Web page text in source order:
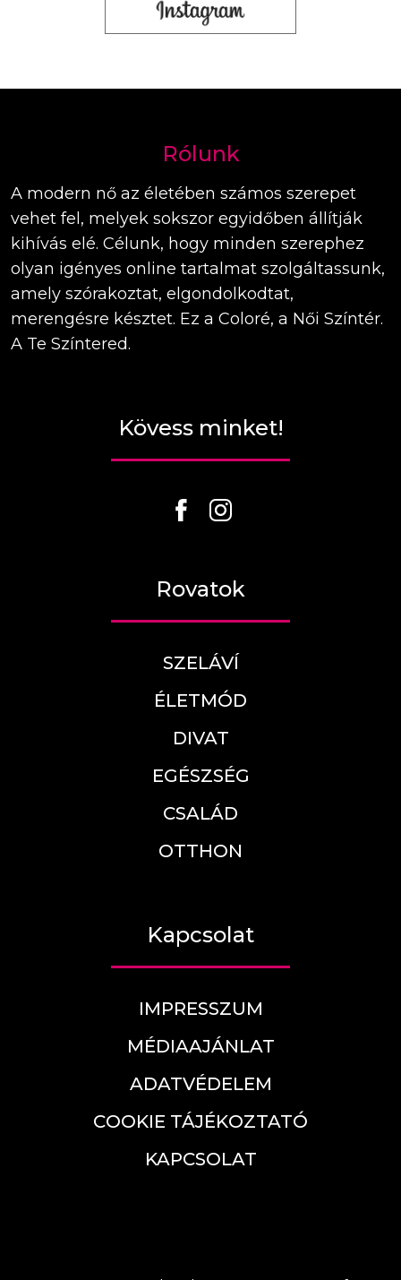
Rólunk
A modern nő az életében számos szerepet
vehet fel, melyek sokszor egyidőben állítják
kihívás elé. Célunk, hogy minden szerephez
olyan igényes online tartalmat szolgáltassunk,
amely szórakoztat, elgondolkodtat,
merengésre késztet. Ez a Coloré, a Női Színtér.
A Te Színtered.
Kövess minket!
Rovatok
SZELÁVÍ
ÉLETMÓD
DIVAT
EGÉSZSÉG
CSALÁD
OTTHON
Kapcsolat
IMPRESSZUM
MÉDIAAJÁNLAT
ADATVÉDELEM
COOKIE TÁJÉKOZTATÓ
KAPCSOLAT